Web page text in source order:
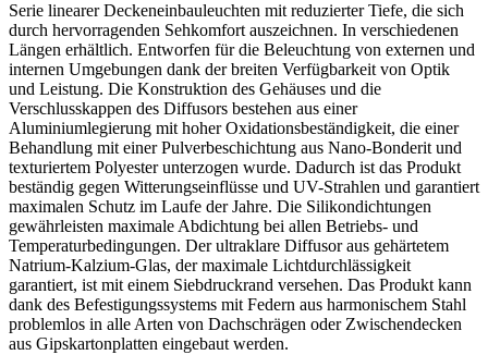
Serie linearer Deckeneinbauleuchten mit reduzierter Tiefe, die sich
durch hervorragenden Sehkomfort auszeichnen. In verschiedenen
Längen erhältlich. Entworfen für die Beleuchtung von externen und
internen Umgebungen dank der breiten Verfügbarkeit von Optik
und Leistung. Die Konstruktion des Gehäuses und die
Verschlusskappen des Diffusors bestehen aus einer
Aluminiumlegierung mit hoher Oxidationsbeständigkeit, die einer
Behandlung mit einer Pulverbeschichtung aus Nano-Bonderit und
texturiertem Polyester unterzogen wurde. Dadurch ist das Produkt
beständig gegen Witterungseinflüsse und UV-Strahlen und garantiert
maximalen Schutz im Laufe der Jahre. Die Silikondichtungen
gewährleisten maximale Abdichtung bei allen Betriebs- und
Temperaturbedingungen. Der ultraklare Diffusor aus gehärtetem
Natrium-Kalzium-Glas, der maximale Lichtdurchlässigkeit
garantiert, ist mit einem Siebdruckrand versehen. Das Produkt kann
dank des Befestigungssystems mit Federn aus harmonischem Stahl
problemlos in alle Arten von Dachschrägen oder Zwischendecken
aus Gipskartonplatten eingebaut werden.